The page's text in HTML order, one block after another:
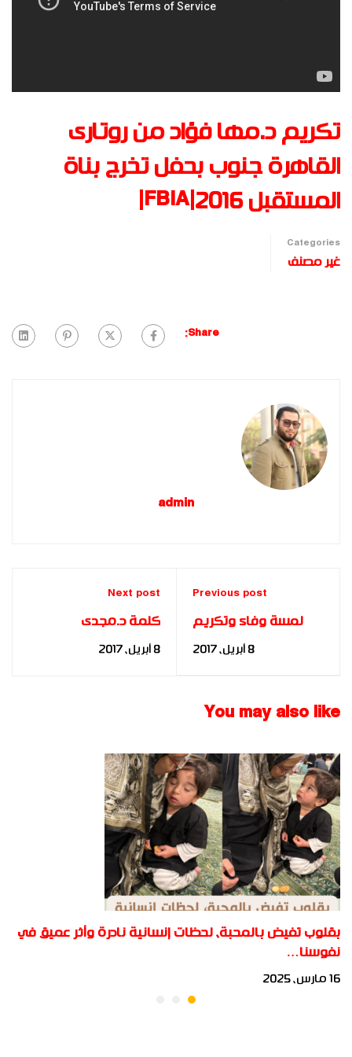
تكريم د.مها فؤاد من روتارى
القاهرة جنوب بحفل تخرج بناة
المستقبل FBIA|2016|
Categories
غير مصنف
Share:
admin
Previous post
لمسة وفاء وتكريم
بأسم د.احمد زويل
8 أبريل، 2017
Next post
كلمة د.مجدى
صابرأستاذ باكاديمية
8 أبريل، 2017
You may also like
بقلوب تفيض بالمحبة، لحظات إنسانية نادرة وأثر عميق في
نفوسنا…
16 مارس، 2025